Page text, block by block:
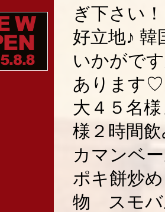
ぎ下さい
好立地♪
いかがで
あります
大４５名
様２時間
カマンベ
ポキ餅炒
物 スモバ